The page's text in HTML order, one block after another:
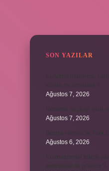
SON YAZILAR
Ağustos 7, 2026
Ağustos 7, 2026
Ağustos 6, 2026